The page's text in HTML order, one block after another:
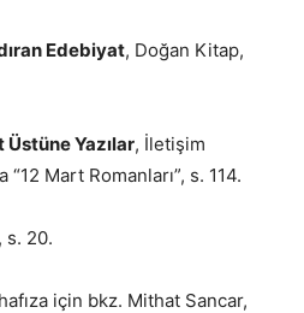
Edebiyat, Doğan Kitap,
Üstüne Yazılar, İletişim
“12 Mart Romanları”, s. 114.
, s. 20.
için bkz. Mithat Sancar,